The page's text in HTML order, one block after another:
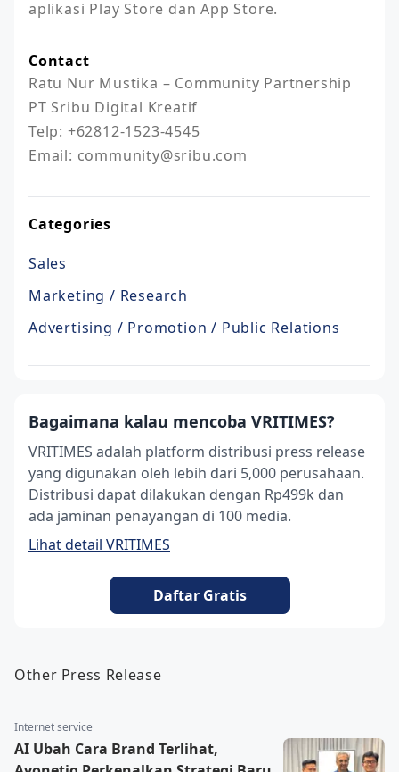
aplikasi Play Store dan App Store.
Contact
Ratu Nur Mustika – Community Partnership
PT Sribu Digital Kreatif
Telp: +62812-1523-4545
Email: community@sribu.com
Categories
Sales
Marketing / Research
Advertising / Promotion / Public Relations
Bagaimana kalau mencoba VRITIMES?
VRITIMES adalah platform distribusi press release
yang digunakan oleh lebih dari 5,000 perusahaan.
Distribusi dapat dilakukan dengan Rp499k dan
ada jaminan penayangan di 100 media.
Lihat detail VRITIMES
Daftar Gratis
Other Press Release
Internet service
AI Ubah Cara Brand Terlihat,